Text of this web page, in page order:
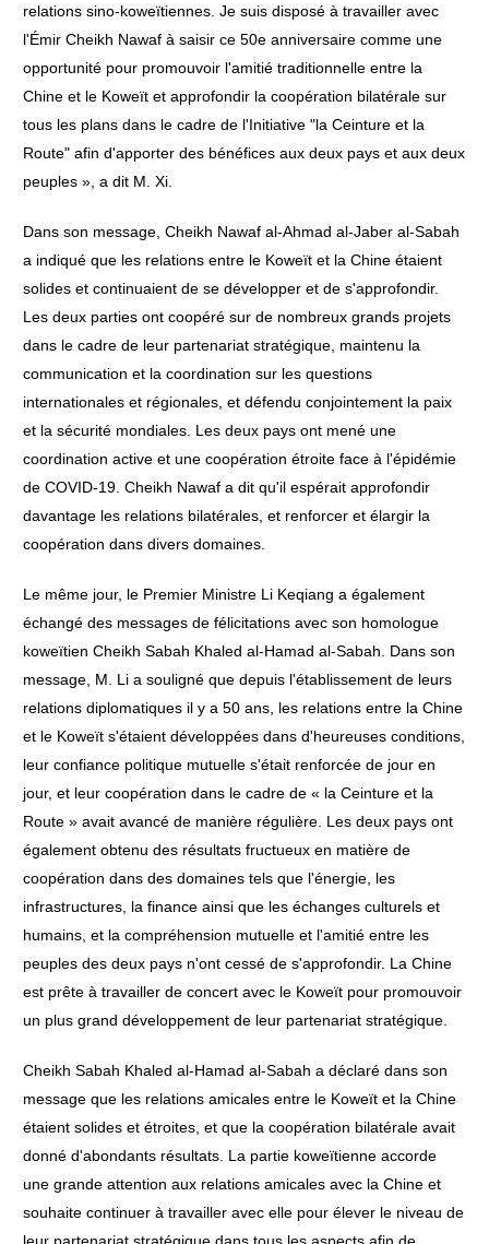
relations sino-koweïtiennes. Je suis disposé à travailler avec
l'Émir Cheikh Nawaf à saisir ce 50e anniversaire comme une
opportunité pour promouvoir l'amitié traditionnelle entre la
Chine et le Koweït et approfondir la coopération bilatérale sur
tous les plans dans le cadre de l'Initiative "la Ceinture et la
Route" afin d'apporter des bénéfices aux deux pays et aux deux
peuples », a dit M. Xi.
Dans son message, Cheikh Nawaf al-Ahmad al-Jaber al-Sabah
a indiqué que les relations entre le Koweït et la Chine étaient
solides et continuaient de se développer et de s'approfondir.
Les deux parties ont coopéré sur de nombreux grands projets
dans le cadre de leur partenariat stratégique, maintenu la
communication et la coordination sur les questions
internationales et régionales, et défendu conjointement la paix
et la sécurité mondiales. Les deux pays ont mené une
coordination active et une coopération étroite face à l'épidémie
de COVID-19. Cheikh Nawaf a dit qu'il espérait approfondir
davantage les relations bilatérales, et renforcer et élargir la
coopération dans divers domaines.
Le même jour, le Premier Ministre Li Keqiang a également
échangé des messages de félicitations avec son homologue
koweïtien Cheikh Sabah Khaled al-Hamad al-Sabah. Dans son
message, M. Li a souligné que depuis l'établissement de leurs
relations diplomatiques il y a 50 ans, les relations entre la Chine
et le Koweït s'étaient développées dans d'heureuses conditions,
leur confiance politique mutuelle s'était renforcée de jour en
jour, et leur coopération dans le cadre de « la Ceinture et la
Route » avait avancé de manière régulière. Les deux pays ont
également obtenu des résultats fructueux en matière de
coopération dans des domaines tels que l'énergie, les
infrastructures, la finance ainsi que les échanges culturels et
humains, et la compréhension mutuelle et l'amitié entre les
peuples des deux pays n'ont cessé de s'approfondir. La Chine
est prête à travailler de concert avec le Koweït pour promouvoir
un plus grand développement de leur partenariat stratégique.
Cheikh Sabah Khaled al-Hamad al-Sabah a déclaré dans son
message que les relations amicales entre le Koweït et la Chine
étaient solides et étroites, et que la coopération bilatérale avait
donné d'abondants résultats. La partie koweïtienne accorde
une grande attention aux relations amicales avec la Chine et
souhaite continuer à travailler avec elle pour élever le niveau de